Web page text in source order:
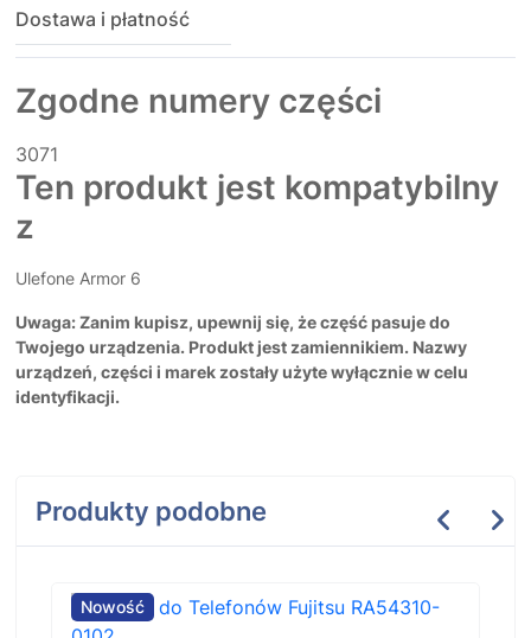
Dostawa i płatność
Zgodne numery części
3071
Ten produkt jest kompatybilny
z
Ulefone Armor 6
Uwaga: Zanim kupisz, upewnij się, że część pasuje do
Twojego urządzenia. Produkt jest zamiennikiem. Nazwy
urządzeń, części i marek zostały użyte wyłącznie w celu
identyfikacji.
Produkty podobne
Nowość